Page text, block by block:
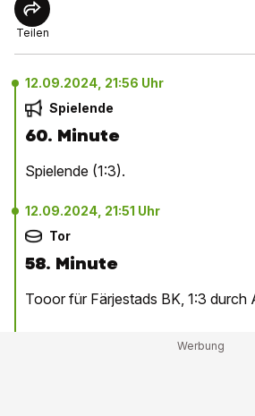
Teilen
12.09.2024, 21:56 Uhr
Spielende
60. Minute
Spielende (1:3).
12.09.2024, 21:51 Uhr
Tor
58. Minute
Tooor für Färjestads BK, 1:3 durch